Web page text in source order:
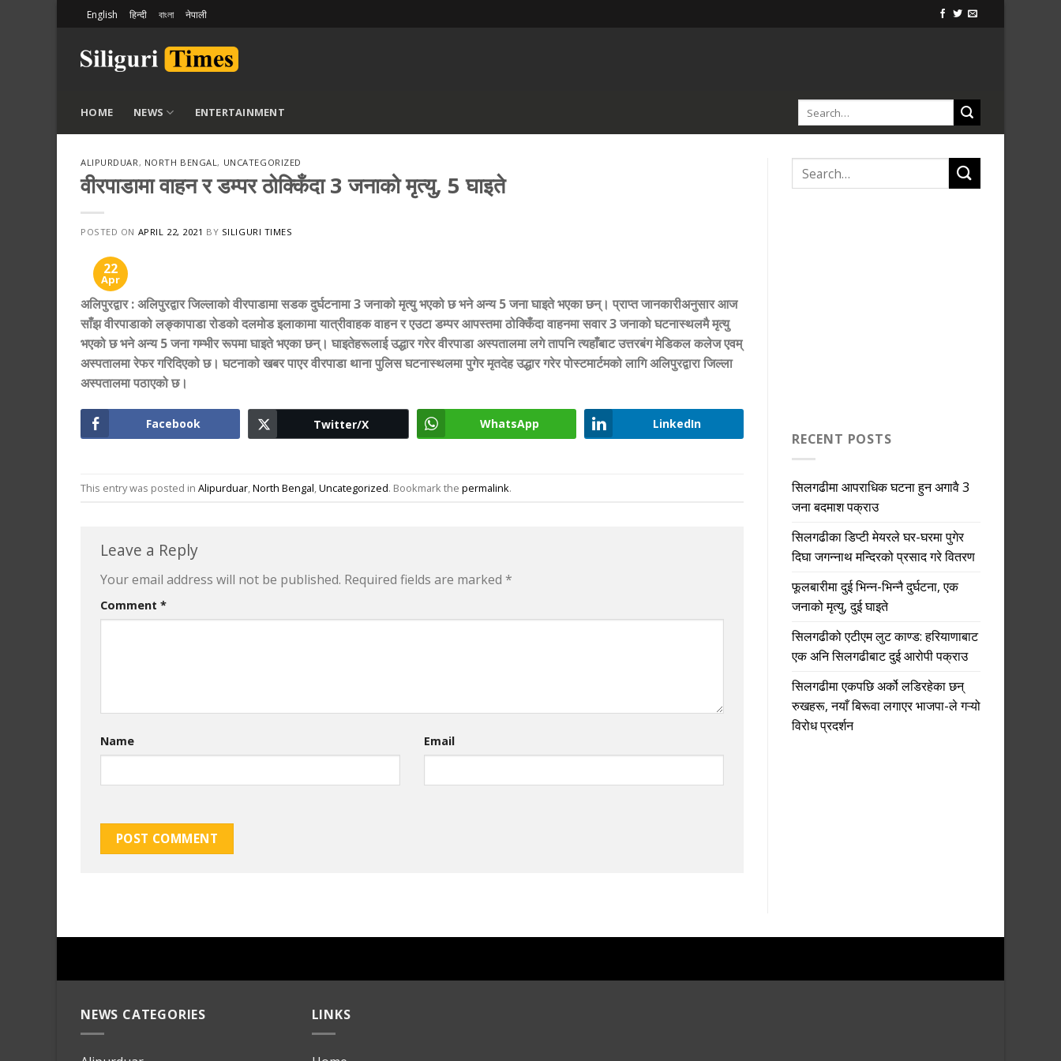
content
English हिन्दी বাংলা नेपाली
HOME NEWS ENTERTAINMENT
ALIPURDUAR, NORTH BENGAL, UNCATEGORIZED
वीरपाडामा वाहन र डम्पर ठोक्किँदा 3 जनाको मृत्यु, 5 घाइते
POSTED ON APRIL 22, 2021 BY SILIGURI TIMES
22
Apr
अलिपुरद्वार:अलिपुरद्वार जिल्लाको वीरपाडामा सडक दुर्घटनामा 3 जनाको मृत्यु भएको छ भने अन्य 5 जना घाइते भएका छन्। प्राप्त जानकारीअनुसार आज
साँझ वीरपाडाको लङ्कापाडा रोडको दलमोड इलाकामा यात्रीवाहक वाहन र एउटा डम्पर आपस्तमा ठोक्किँदा वाहनमा सवार 3 जनाको घटनास्थलमै मृत्यु
भएको छ भने अन्य 5 जना गम्भीर रूपमा घाइते भएका छन्। घाइतेहरूलाई उद्धार गरेर वीरपाडा अस्पतालमा लगे तापनि त्यहाँबाट उत्तरबंग मेडिकल कलेज एवम्
अस्पतालमा रेफर गरिदिएको छ। घटनाको खबर पाएर वीरपाडा थाना पुलिस घटनास्थलमा पुगेर मृतदेह उद्धार गरेर पोस्टमार्टमको लागि अलिपुरद्वारा जिल्ला
अस्पतालमा पठाएको छ।
Facebook Twitter/X WhatsApp LinkedIn
This entry was posted in Alipurduar,North Bengal,Uncategorized. Bookmark the permalink.
Leave a Reply
Your email address will not be published. Required fields are marked *
Comment *
Name Email
RECENT POSTS
सिलगढीमा आपराधिक घटना हुन अगावै 3
जना बदमाश पक्राउ
सिलगढीका डिप्टी मेयरले घर-घरमा पुगेर
दिघा जगन्नाथ मन्दिरको प्रसाद गरे वितरण
फूलबारीमा दुई भिन्न-भिन्नै दुर्घटना, एक
जनाको मृत्यु, दुई घाइते
सिलगढीको एटीएम लुट काण्ड: हरियाणाबाट
एक अनि सिलगढीबाट दुई आरोपी पक्राउ
सिलगढीमा एकपछि अर्को लडिरहेका छन्
रुखहरू, नयाँ बिरूवा लगाएर भाजपा-ले गऱ्यो
विरोध प्रदर्शन
NEWS CATEGORIES LINKS